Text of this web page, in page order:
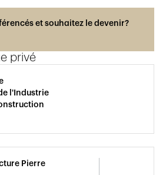
et souhaitez le devenir?
privé
l'Industrie
Pierre